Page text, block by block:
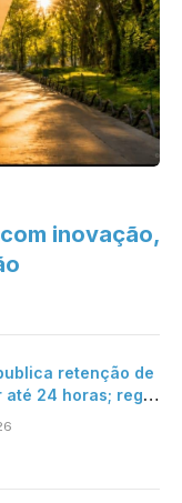
inovação,
retenção de
24 horas; regra